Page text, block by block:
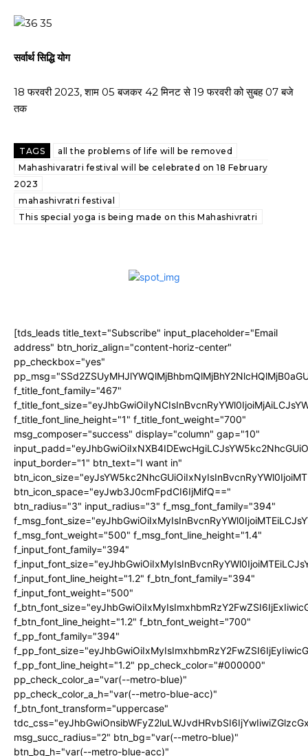
सर्वार्थ सिद्धि योग
18 फरवरी 2023, शाम 05 बजकर 42 मिनट से 19 फरवरी को सुबह 07 बजे
तक
TAGS
all the problems of life will be removed
Mahashivaratri festival will be celebrated on 18 February
2023
mahashivratri festival
This special yoga is being made on this Mahashivratri
[tds_leads title_text="Subscribe" input_placeholder="Email
address" btn_horiz_align="content-horiz-center"
pp_checkbox="yes"
f_title_font_family="467"
f_title_font_line_height="1" f_title_font_weight="700"
msg_composer="success" display="column" gap="10"
input_border="1" btn_text="I want in"
btn_icon_space="eyJwb3J0cmFpdCI6IjMifQ=="
btn_radius="3" input_radius="3" f_msg_font_family="394"
f_msg_font_weight="500" f_msg_font_line_height="1.4"
f_input_font_family="394"
f_input_font_line_height="1.2" f_btn_font_family="394"
f_input_font_weight="500"
f_btn_font_line_height="1.2" f_btn_font_weight="700"
f_pp_font_family="394"
f_pp_font_line_height="1.2" pp_check_color="#000000"
pp_check_color_a="var(--metro-blue)"
pp_check_color_a_h="var(--metro-blue-acc)"
f_btn_font_transform="uppercase"
msg_succ_radius="2" btn_bg="var(--metro-blue)"
btn_bg_h="var(--metro-blue-acc)"